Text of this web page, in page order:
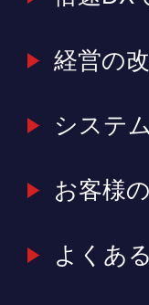
経営の
システ
お客様
よくあ